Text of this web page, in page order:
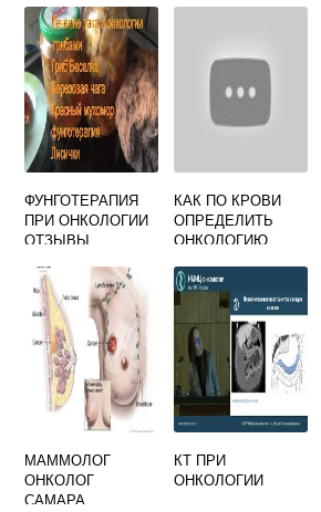
ФУНГОТЕРАПИЯ
ПРИ ОНКОЛОГИИ
ОТЗЫВЫ
КАК ПО КРОВИ
ОПРЕДЕЛИТЬ
ОНКОЛОГИЮ
МАММОЛОГ
ОНКОЛОГ
САМАРА
КТ ПРИ
ОНКОЛОГИИ